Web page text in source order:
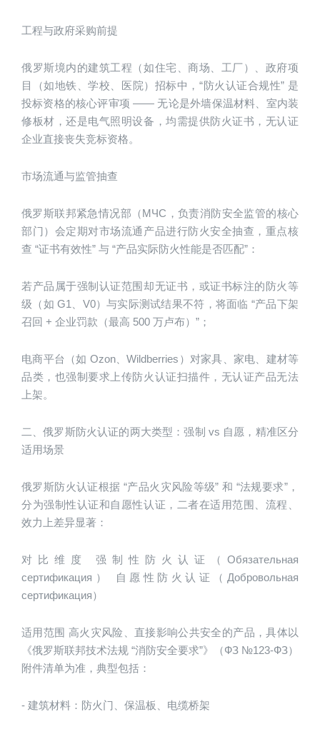
工程与政府采购前提
俄罗斯境内的建筑工程（如住宅、商场、工厂）、政府项
目（如地铁、学校、医院）招标中，“防火认证合规性” 是
投标资格的核心评审项 —— 无论是外墙保温材料、室内装
修板材，还是电气照明设备，均需提供防火证书，无认证
企业直接丧失竞标资格。
市场流通与监管抽查
俄罗斯联邦紧急情况部（МЧС，负责消防安全监管的核心
部门）会定期对市场流通产品进行防火安全抽查，重点核
查 “证书有效性” 与 “产品实际防火性能是否匹配”：
若产品属于强制认证范围却无证书，或证书标注的防火等
级（如 G1、V0）与实际测试结果不符，将面临 “产品下架
召回 + 企业罚款（最高 500 万卢布）”；
电商平台（如 Ozon、Wildberries）对家具、家电、建材等
品类，也强制要求上传防火认证扫描件，无认证产品无法
上架。
二、俄罗斯防火认证的两大类型：强制 vs 自愿，精准区分
适用场景
俄罗斯防火认证根据 “产品火灾风险等级” 和 “法规要求”，
分为强制性认证和自愿性认证，二者在适用范围、流程、
效力上差异显著：
对比维度 强制性防火认证（Обязательная
сертификация） 自愿性防火认证（Добровольная
сертификация）
适用范围 高火灾风险、直接影响公共安全的产品，具体以
《俄罗斯联邦技术法规 “消防安全要求”》（ФЗ №123-ФЗ）
附件清单为准，典型包括：
- 建筑材料：防火门、保温板、电缆桥架